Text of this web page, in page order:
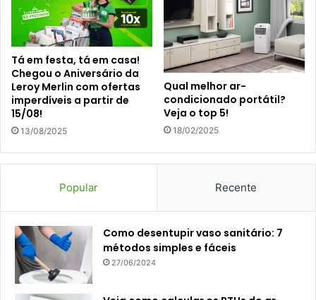
Tá em festa, tá em casa!
Chegou o Aniversário da
Leroy Merlin com ofertas
imperdíveis a partir de
15/08!
13/08/2025
Qual melhor ar-
condicionado portátil?
Veja o top 5!
18/02/2025
Popular Recente
Como desentupir vaso sanitário: 7
métodos simples e fáceis
27/06/2024